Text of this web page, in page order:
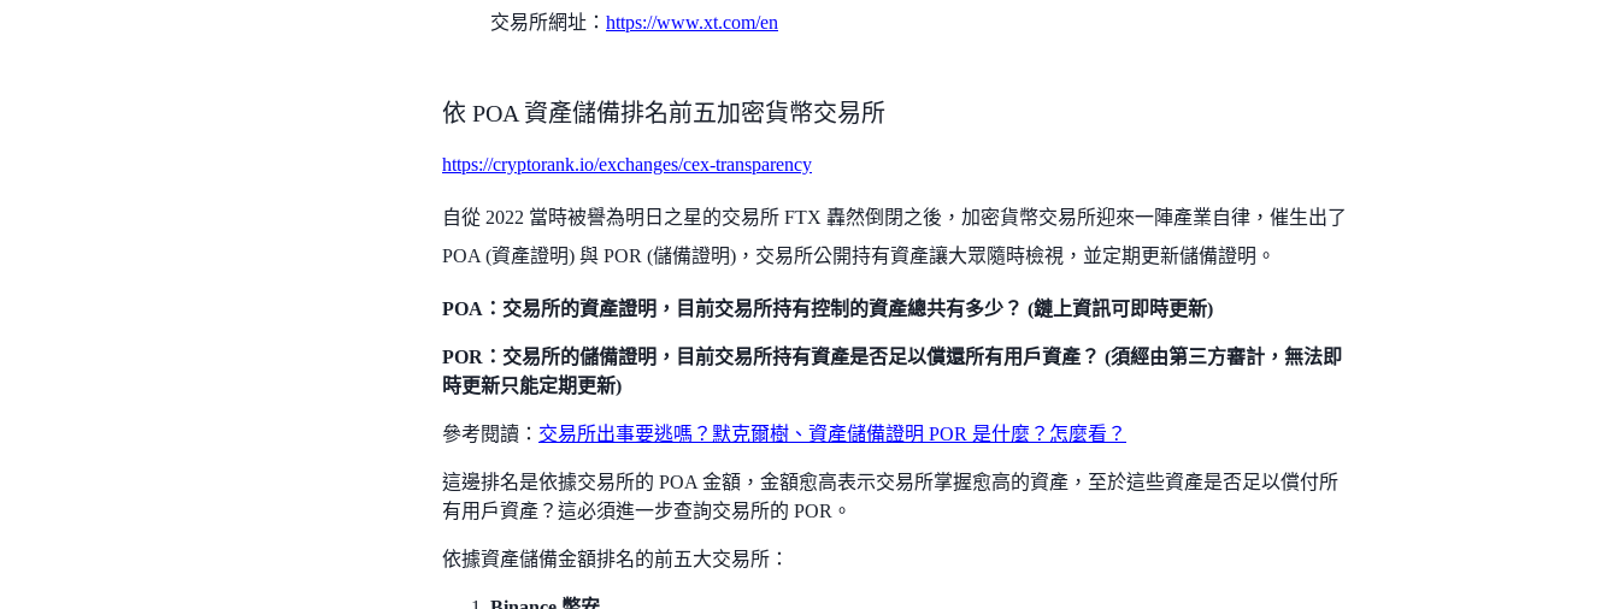
交易所網址： https://www.xt.com/en
依 POA 資產儲備排名前五加密貨幣交易所
https://cryptorank.io/exchanges/cex-transparency
自從 2022 當時被譽為明日之星的交易所 FTX 轟然倒閉之後，加密貨幣交易所迎來一陣產業自律，催生出了
POA (資產證明) 與 POR (儲備證明)，交易所公開持有資產讓大眾隨時檢視，並定期更新儲備證明。
POA：交易所的資產證明，目前交易所持有控制的資產總共有多少？ (鏈上資訊可即時更新)
POR：交易所的儲備證明，目前交易所持有資產是否足以償還所有用戶資產？ (須經由第三方審計，無法即
時更新只能定期更新)
參考閱讀： 交易所出事要逃嗎？默克爾樹、資產儲備證明 POR 是什麼？怎麼看？
這邊排名是依據交易所的 POA 金額，金額愈高表示交易所掌握愈高的資產，至於這些資產是否足以償付所
有用戶資產？這必須進一步查詢交易所的 POR。
依據資產儲備金額排名的前五大交易所：